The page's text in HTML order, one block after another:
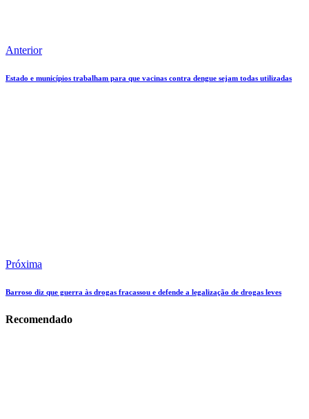
Anterior
Estado e municípios trabalham para que vacinas contra dengue sejam todas utilizadas
Próxima
Barroso diz que guerra às drogas fracassou e defende a legalização de drogas leves
Recomendado